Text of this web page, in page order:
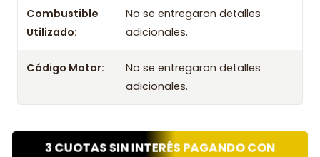
Combustible
Utilizado:
No se entregaron detalles
adicionales.
Código Motor:
No se entregaron detalles
adicionales.
3 CUOTAS SIN INTERÉS PAGANDO CON